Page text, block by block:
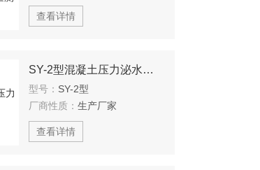
查看详情
SY-2型混凝土压力泌水仪报价
型号： SY-2型
厂商性质： 生产厂家
查看详情